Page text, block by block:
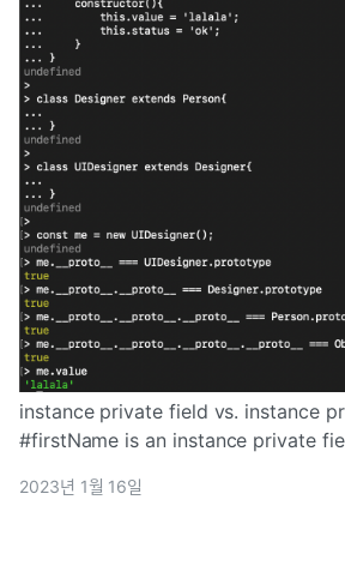
instance private field vs. instance
#firstName is an instance private
2023년 1월 16일